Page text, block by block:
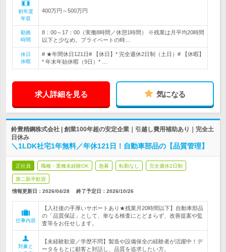
初年度
年収
400万円～500万円
勤務
時間
8：00～17：00（実働8時間／休憩1時間） ※残業は月平均20時間
以下と少なめ。プライベートの時…
休日
休暇
# ★年間休日121日# 【休日】* 完全週休2日制（土日）# 【休暇】
* 年末年始休暇（9日）* …
求人詳細を見る 気になる
鈴豊精鋼株式会社 | 創業100年超の安定企業｜引越し費用補助あり｜完全土
日休み
＼1LDK社宅1年無料／年休121日！自動車部品の【品質管理】
正社員 職種・業種未経験OK 急募 転勤なし 完全週休2日制
第二新卒歓迎
情報更新日：2026/04/28 終了予定日： 2026/10/26
仕事内容
【入社後の手厚いサポートあり★残業月20時間以下】自動車部品
の「品質保証」として、単なる検査にとどまらず、改善提案や監
査等をお任せします。
対象と
【未経験歓迎／学歴不問】製造や設備保全の経験者が活躍中！デ
ータをもとに顧客と対話し、品質を追求したい方。